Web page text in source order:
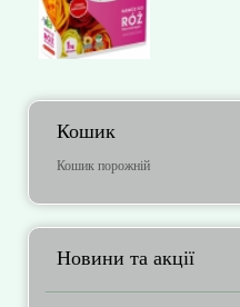
Кошик
Кошик порожній
Новини та акції